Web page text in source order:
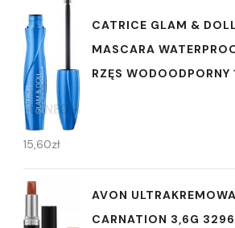
CATRICE GLAM &
MASCARA
RZĘS WODOODPORNY
15,60zł
AVON
CARNATION 3,6G